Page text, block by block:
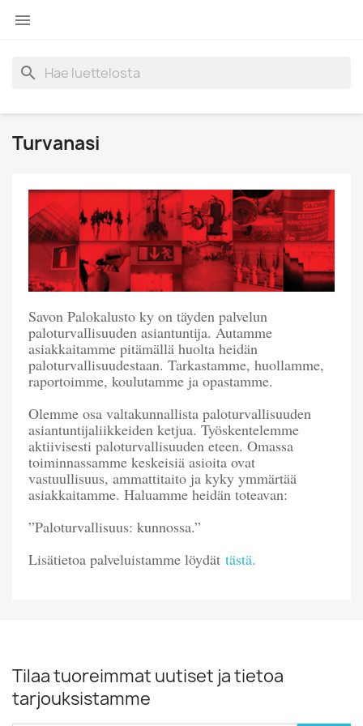

search
Turvanasi
Savon Palokalusto ky on täyden palvelun
paloturvallisuuden asiantuntija. Autamme
asiakkaitamme pitämällä huolta heidän
paloturvallisuudestaan. Tarkastamme, huollamme,
raportoimme, koulutamme ja opastamme.
Olemme osa valtakunnallista paloturvallisuuden
asiantuntijaliikkeiden ketjua. Työskentelemme
aktiivisesti paloturvallisuuden eteen. Omassa
toiminnassamme keskeisiä asioita ovat
vastuullisuus, ammattitaito ja kyky ymmärtää
asiakkaitamme. Haluamme heidän toteavan:
”Paloturvallisuus: kunnossa.”
Lisätietoa palveluistamme löydät tästä.
Tilaa tuoreimmat uutiset ja tietoa
tarjouksistamme